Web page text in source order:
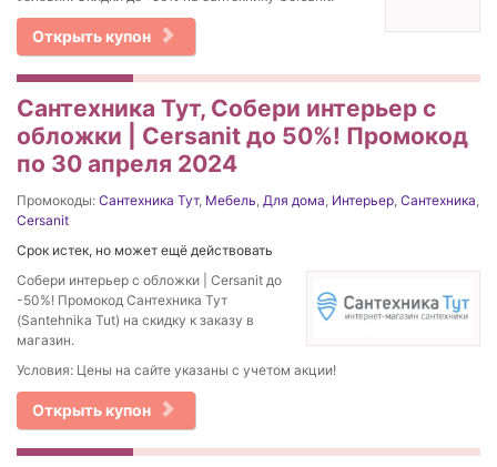
Открыть купон
Сантехника Тут, Cобери интерьер с
обложки | Cersanit до 50%! Промокод
по 30 апреля 2024
Промокоды: Сантехника Тут, Мебель, Для дома, Интерьер, Сантехника,
Cersanit
Срок истек, но может ещё действовать
Cобери интерьер с обложки | Cersanit до
-50%! Промокод Сантехника Тут
(Santehnika Tut) на скидку к заказу в
магазин.
Условия: Цены на сайте указаны с учетом акции!
Открыть купон